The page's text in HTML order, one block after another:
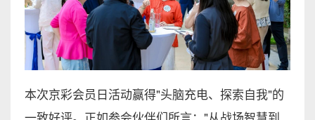
本次京彩会员日活动赢得"头脑充电、探索自我"的